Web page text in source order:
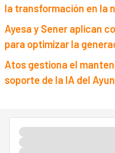
la transformación en la
Ayesa y Sener aplican
para optimizar la
Atos gestiona el
soporte de la IA del